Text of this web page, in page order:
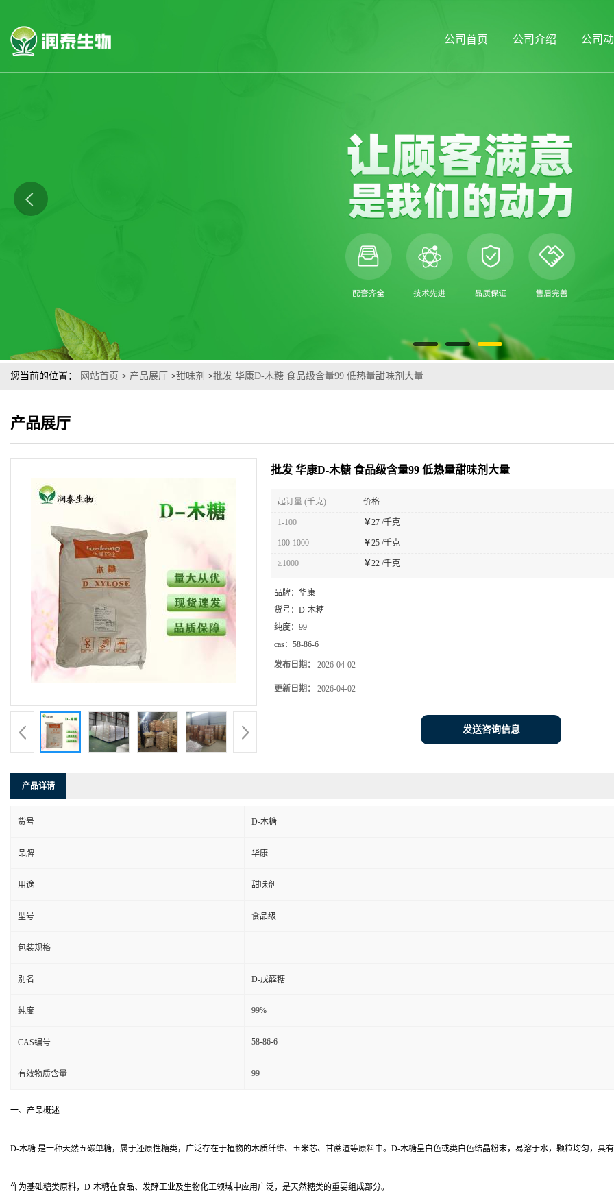
公司首页 公司介绍 公司
您当前的位置： 网站首页 > 产品展厅 >甜味剂 >批发 华康D-木糖 食品级含量99 低热量甜味剂大量
产品展厅
批发 华康D-木糖 食品级含量99 低热量甜味剂大量
起订量 (千克) 价格
1-100 ￥27 /千克
100-1000 ￥25 /千克
≥1000 ￥22 /千克
品牌： 华康
货号： D-木糖
纯度： 99
cas： 58-86-6
发布日期： 2026-04-02
更新日期： 2026-04-02
发送咨询信息
产品详请
货号 D-木糖
品牌 华康
用途 甜味剂
型号 食品级
包装规格
别名 D-戊醛糖
纯度 99%
CAS编号 58-86-6
有效物质含量 99
一、产品概述
D-木糖 是一种天然五碳单糖，属于还原性糖类，广泛存在于植物的木质纤维、玉米芯、甘蔗渣等原料中。D-木糖呈白色或类白色结晶粉末，易溶于水，颗粒均匀，具有
作为基础糖类原料，D-木糖在食品、发酵工业及生物化工领域中应用广泛，是天然糖类的重要组成部分。